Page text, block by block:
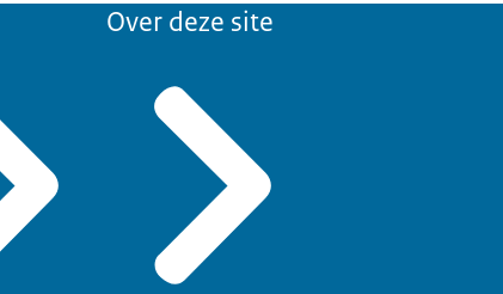
Over deze site